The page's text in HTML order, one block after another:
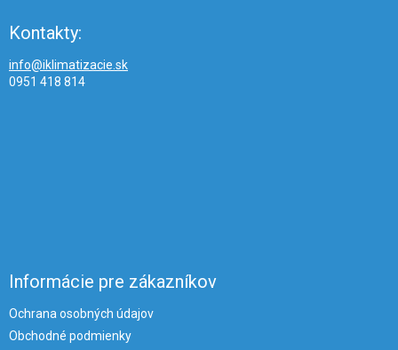
Kontakty:
info@iklimatizacie.sk
0951 418 814
Informácie pre zákazníkov
Ochrana osobných údajov
Obchodné podmienky